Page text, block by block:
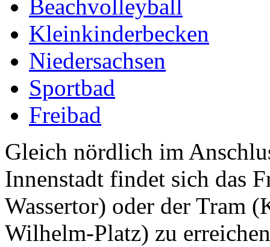
Beachvolleyball
Kleinkinderbecken
Niedersachsen
Sportbad
Freibad
Gleich nördlich im
Innenstadt findet sich das
Wassertor) oder der Tram
Wilhelm-Platz) zu